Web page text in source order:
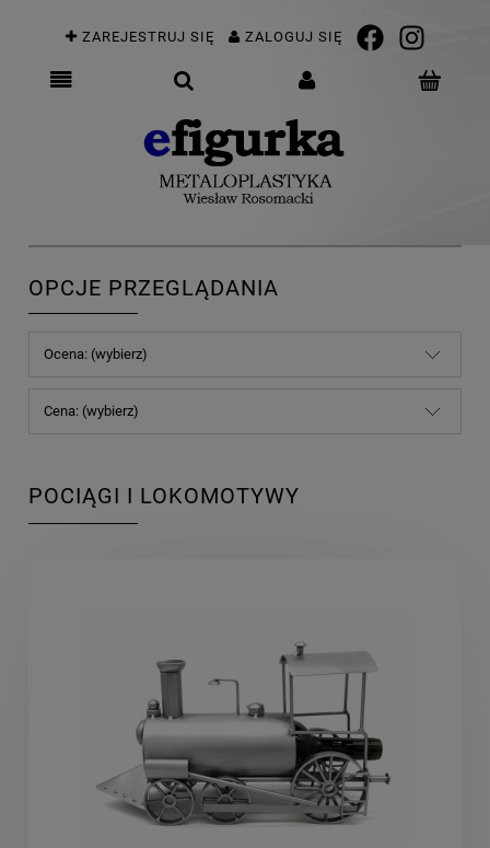
ZAREJESTRUJ SIĘ ZALOGUJ SIĘ
OPCJE PRZEGLĄDANIA
Ocena: (wybierz)
Cena: (wybierz)
POCIĄGI I LOKOMOTYWY